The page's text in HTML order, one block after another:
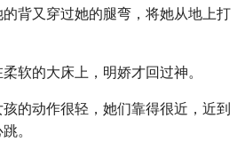
背又穿过她的腿弯，将她从地上打
软的大床上，明娇才回过神。
的动作很轻，她们靠得很近，近到
。